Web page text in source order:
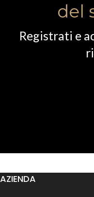
del
Registrati e
AZIENDA